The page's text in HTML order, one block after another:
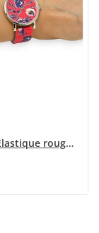
Montre Elastique rouge motifs fleurs de chez...